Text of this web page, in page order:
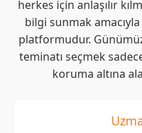
herkes için anlaşılır
bilgi sunmak
platformudur.
teminatı seçmek
koruma altına